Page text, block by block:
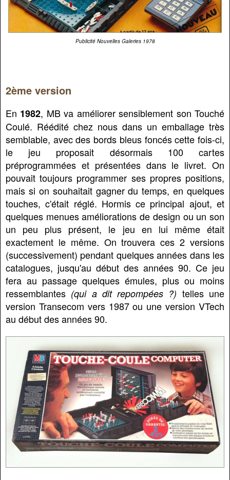
Publicité Nouvelles Galeries 1978
2ème version
En 1982, MB va améliorer sensiblement son Touché
Coulé. Réédité chez nous dans un emballage très
semblable, avec des bords bleus foncés cette fois-ci,
le jeu proposait désormais 100 cartes
préprogrammées et présentées dans le livret. On
pouvait toujours programmer ses propres positions,
mais si on souhaitait gagner du temps, en quelques
touches, c'était réglé. Hormis ce principal ajout, et
quelques menues améliorations de design ou un son
un peu plus présent, le jeu en lui même était
exactement le même. On trouvera ces 2 versions
(successivement) pendant quelques années dans les
catalogues, jusqu'au début des années 90. Ce jeu
fera au passage quelques émules, plus ou moins
ressemblantes (qui a dit repompées ?) telles une
version Transecom vers 1987 ou une version VTech
au début des années 90.